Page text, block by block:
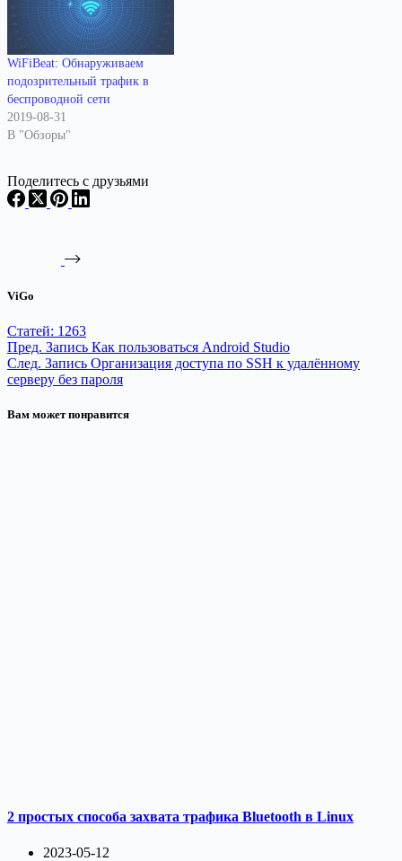
WiFiBeat: Обнаруживаем
подозрительный трафик в
беспроводной сети
2019-08-31
В "Обзоры"
Поделитесь с друзьями
ViGo
Статей: 1263
Пред. Запись Как пользоваться Android Studio
След. Запись Организация доступа по SSH к удалённому
серверу без пароля
Вам может понравится
2 простых способа захвата трафика Bluetooth в Linux
2023-05-12